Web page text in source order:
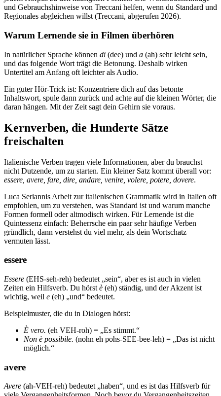
und Gebrauchshinweise von Treccani helfen, wenn du Standard und
Regionales abgleichen willst (Treccani, abgerufen 2026).
Warum Lernende sie in Filmen überhören
In natürlicher Sprache können di (dee) und a (ah) sehr leicht sein,
und das folgende Wort trägt die Betonung. Deshalb wirken
Untertitel am Anfang oft leichter als Audio.
Ein guter Hör-Trick ist: Konzentriere dich auf das betonte
Inhaltswort, spule dann zurück und achte auf die kleinen Wörter, die
daran hängen. Mit der Zeit sagt dein Gehirn sie voraus.
Kernverben, die Hunderte Sätze
freischalten
Italienische Verben tragen viele Informationen, aber du brauchst
nicht Dutzende, um zu starten. Ein kleiner Satz kommt überall vor:
essere, avere, fare, dire, andare, venire, volere, potere, dovere.
Luca Seriannis Arbeit zur italienischen Grammatik wird in Italien oft
empfohlen, um zu verstehen, was Standard ist und warum manche
Formen formell oder altmodisch wirken. Für Lernende ist die
Quintessenz einfach: Beherrsche ein paar sehr häufige Verben
gründlich, dann verstehst du viel mehr, als dein Wortschatz
vermuten lässt.
essere
Essere (EHS-seh-reh) bedeutet „sein“, aber es ist auch in vielen
Zeiten ein Hilfsverb. Du hörst è (eh) ständig, und der Akzent ist
wichtig, weil e (eh) „und“ bedeutet.
Beispielmuster, die du in Dialogen hörst:
È vero. (eh VEH-roh) = „Es stimmt.“
Non è possibile. (nohn eh pohs-SEE-bee-leh) = „Das ist nicht
möglich.“
avere
Avere (ah-VEH-reh) bedeutet „haben“, und es ist das Hilfsverb für